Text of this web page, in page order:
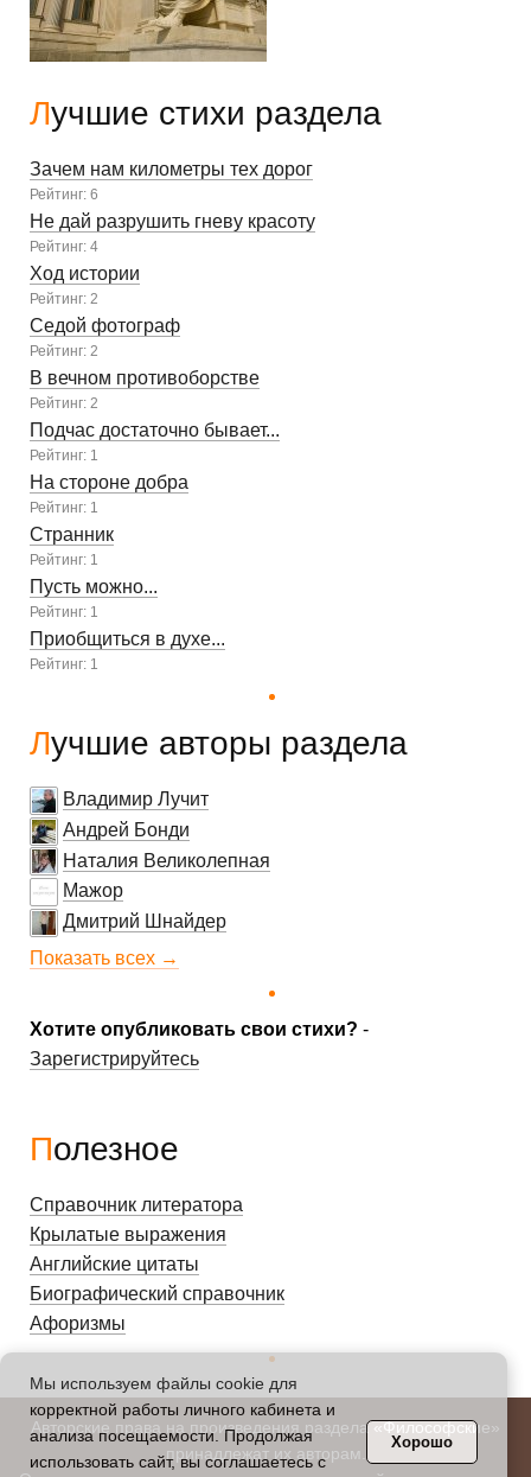
Лучшие стихи раздела
Зачем нам километры тех дорог
Рейтинг: 6
Не дай разрушить гневу красоту
Рейтинг: 4
Ход истории
Рейтинг: 2
Седой фотограф
Рейтинг: 2
В вечном противоборстве
Рейтинг: 2
Подчас достаточно бывает...
Рейтинг: 1
На стороне добра
Рейтинг: 1
Странник
Рейтинг: 1
Пусть можно...
Рейтинг: 1
Приобщиться в духе...
Рейтинг: 1
Лучшие авторы раздела
Владимир Лучит
Андрей Бонди
Наталия Великолепная
Мажор
Дмитрий Шнайдер
Показать всех →
Хотите опубликовать свои стихи? -
Зарегистрируйтесь
Полезное
Справочник литератора
Крылатые выражения
Английские цитаты
Биографический справочник
Афоризмы
Авторские права на произведения раздела «Философские»
принадлежат их авторам.
Мы используем файлы cookie для
корректной работы личного кабинета и
анализа посещаемости. Продолжая
использовать сайт, вы соглашаетесь с
Хорошо